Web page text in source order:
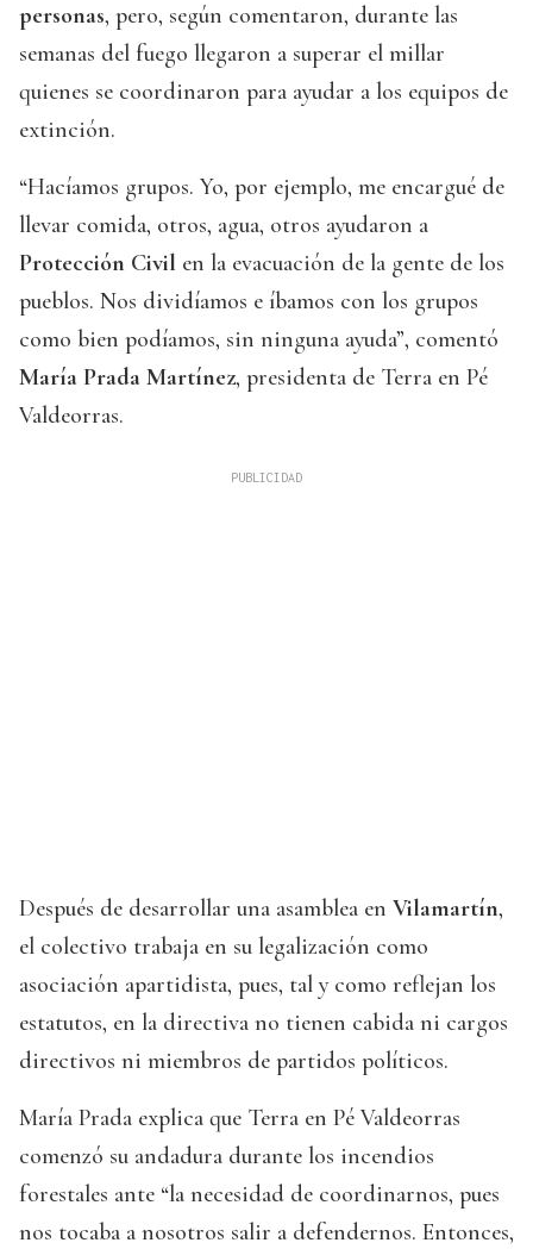
personas, pero, según comentaron, durante las
semanas del fuego llegaron a superar el millar
quienes se coordinaron para ayudar a los equipos de
extinción.
“Hacíamos grupos. Yo, por ejemplo, me encargué de
llevar comida, otros, agua, otros ayudaron a
Protección Civil en la evacuación de la gente de los
pueblos. Nos dividíamos e íbamos con los grupos
como bien podíamos, sin ninguna ayuda”, comentó
María Prada Martínez, presidenta de Terra en Pé
Valdeorras.
Después de desarrollar una asamblea en Vilamartín,
el colectivo trabaja en su legalización como
asociación apartidista, pues, tal y como reflejan los
estatutos, en la directiva no tienen cabida ni cargos
directivos ni miembros de partidos políticos.
María Prada explica que Terra en Pé Valdeorras
comenzó su andadura durante los incendios
forestales ante “la necesidad de coordinarnos, pues
nos tocaba a nosotros salir a defendernos. Entonces,